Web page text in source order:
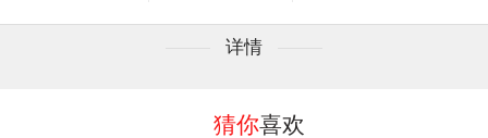
详情
猜你喜欢